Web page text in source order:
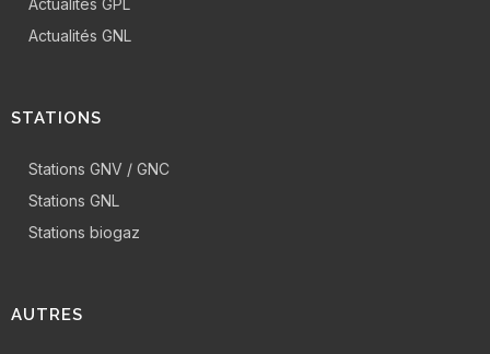
Actualités GNL
STATIONS
Stations GNV / GNC
Stations GNL
Stations biogaz
AUTRES